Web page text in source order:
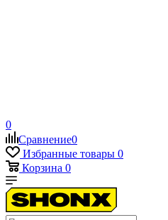
0
Сравнение0
Избранные товары 0
Корзина 0